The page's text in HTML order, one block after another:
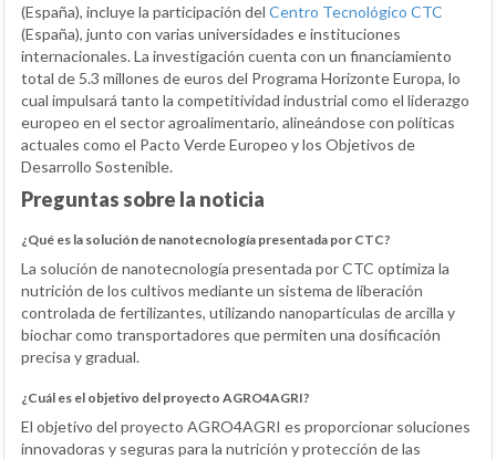
(España), incluye la participación del Centro Tecnológico CTC
(España), junto con varias universidades e instituciones
internacionales. La investigación cuenta con un financiamiento
total de 5.3 millones de euros del Programa Horizonte Europa, lo
cual impulsará tanto la competitividad industrial como el liderazgo
europeo en el sector agroalimentario, alineándose con políticas
actuales como el Pacto Verde Europeo y los Objetivos de
Desarrollo Sostenible.
Preguntas sobre la noticia
¿Qué es la solución de nanotecnología presentada por CTC?
La solución de nanotecnología presentada por CTC optimiza la
nutrición de los cultivos mediante un sistema de liberación
controlada de fertilizantes, utilizando nanopartículas de arcilla y
biochar como transportadores que permiten una dosificación
precisa y gradual.
¿Cuál es el objetivo del proyecto AGRO4AGRI?
El objetivo del proyecto AGRO4AGRI es proporcionar soluciones
innovadoras y seguras para la nutrición y protección de las